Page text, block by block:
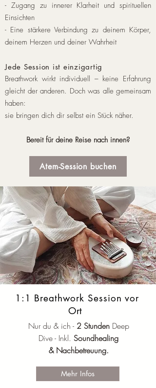
- Zugang zu innerer Klarheit und spirituellen
Einsichten
- Eine stärkere Verbindung zu deinem Körper,
deinem Herzen und deiner Wahrheit
Jede Session ist einzigartig
Breathwork wirkt individuell – keine Erfahrung
gleicht der anderen. Doch was alle gemeinsam
haben:
sie bringen dich dir selbst ein Stück näher.
Bereit für deine Reise nach innen?
Atem-Session buchen
1:1 Breathwork Session vor
Ort
Nur du & ich - 2 StundenDeep
Dive - Inkl. Soundhealing
& Nachbetreuung.
Mehr Infos